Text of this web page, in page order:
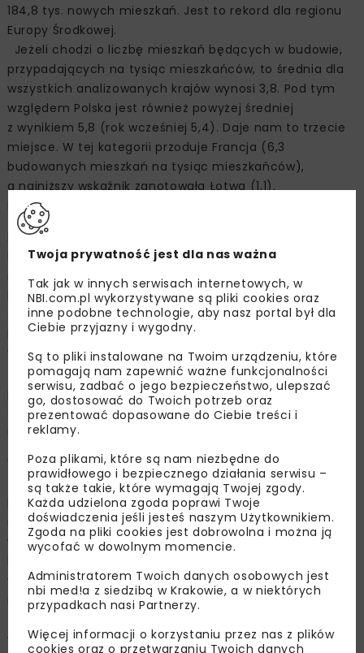
184,8 tys. nowych mieszkań. Jest to rekord dla regionu
Europy Środkowej.
Jeżeli chodzi o liczbę mieszkań będących w budowie,
przypadających na tysiąc mieszkańców, to średnia dla
wszystkich analizowanych krajów wynosi 3,8. Pod tym
względem Polska jest również powyżej średniej
z wynikiem 5,8 (rok wcześniej 5,4). Daje nam to trzecie
miejsce. W tej kategorii przoduje Francja (6,3
budowanych mieszkań na tysiąc mieszkańców),
a najniższy wskaźnik zanotowała Łotwa (1,1).
Kredyty hipoteczne sposobem na własne „M”
Biorąc pod uwagę wysokość średniej rocznej pensji
brutto w danym kraju, najszybciej na własne mieszkanie
mogą sobie pozwolić Portugalczycy i Belgowie,
których już po odpowiednio 3,8 i 4 latach pracy byłoby
stać na 70-metrowe lokum. Czesi muszą swoją pensję
brutto odkładać w całości przez ponad jedenaście lat.
W Polsce z kolei potrzeba na to 7,5 lat. Należy pamiętać,
że faktyczna siła nabywcza w zależności od obciążeń
pensji brutto w różnych krajach może się różnić, jednak
dla potrzeb tego badania przejęto założenie, które
umożliwia porównanie.
Ważnym wskaźnikiem na rynku nieruchomości jest
zadłużenie związane z zaciąganiem kredytów
hipotecznych i porównaniem ich wolumenu do dochodu
rozporządzalnego. Wartości tego wskaźnika
w poszczególnych krajach znacznie od siebie odbiegały.
w ubiegłym roku Węgry (20 proc.). Pozostałe kraje
regionu Europy Środkowej: Polska, Czechy oraz Łotwa
w których poziomy zadłużenia uplasowały się poniżej 50
Twoja prywatność jest dla nas ważna
Tak jak w innych serwisach internetowych, w
NBI.com.pl wykorzystywane są pliki cookies oraz
inne podobne technologie, aby nasz portal był dla
Ciebie przyjazny i wygodny.
Są to pliki instalowane na Twoim urządzeniu, które
pomagają nam zapewnić ważne funkcjonalności
serwisu, zadbać o jego bezpieczeństwo, ulepszać
go, dostosować do Twoich potrzeb oraz
prezentować dopasowane do Ciebie treści i
reklamy.
Poza plikami, które są nam niezbędne do
prawidłowego i bezpiecznego działania serwisu –
są także takie, które wymagają Twojej zgody.
Każda udzielona zgoda poprawi Twoje
doświadczenia jeśli jesteś naszym Użytkownikiem.
Zgoda na pliki cookies jest dobrowolna i można ją
wycofać w dowolnym momencie.
Administratorem Twoich danych osobowych jest
nbi med!a z siedzibą w Krakowie, a w niektórych
przypadkach nasi Partnerzy.
Więcej informacji o korzystaniu przez nas z plików
cookies oraz o przetwarzaniu Twoich danych